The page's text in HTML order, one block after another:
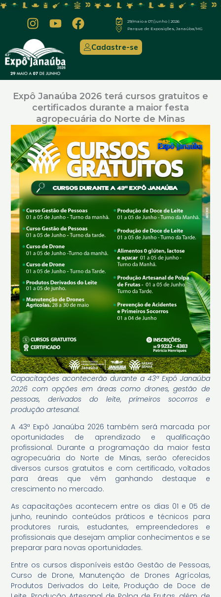
Ir
conteúdo
I
n
s
t
a
g
r
a
m
Y
u
t
u
b
e
F
c
e
o
o
k
29/maio a 07/junho | 2026
Parque de Exposições, Janaúba/MG
Cadastre-se
Expô Janaúba 2026 terá cursos gratuitos e
certificados durante a maior festa
agropecuária do Norte de Minas
Capacitações acontecerão durante a 43ª Expô Janaúba
2026 com opções em áreas como drones, gestão de
pessoas, derivados do leite, primeiros socorros e
produção artesanal.
A 43ª Expô Janaúba 2026 também será marcada por
oportunidades de aprendizado e qualificação
profissional. Durante a programação da maior festa
agropecuária do Norte de Minas, serão oferecidos
diversos cursos gratuitos e com certificado, voltados
para áreas que vêm ganhando destaque e
crescimento no mercado.
As capacitações acontecem entre os dias 01 e 05 de
junho, reunindo conteúdos práticos e técnicos para
produtores rurais, estudantes, empreendedores e
profissionais que desejam ampliar conhecimentos e se
preparar para novas oportunidades.
Entre os cursos disponíveis estão Gestão de Pessoas,
Curso de Drone, Manutenção de Drones Agrícolas,
Produtos Derivados do Leite, Produção de Doce de